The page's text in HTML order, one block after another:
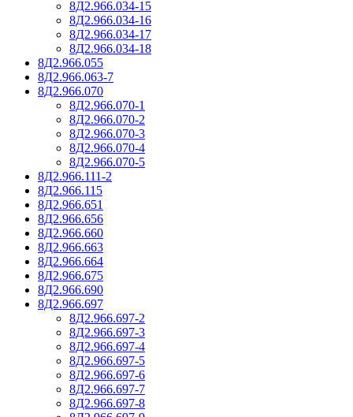
8Д2.966.034-15
8Д2.966.034-16
8Д2.966.034-17
8Д2.966.034-18
8Д2.966.055
8Д2.966.063-7
8Д2.966.070
8Д2.966.070-1
8Д2.966.070-2
8Д2.966.070-3
8Д2.966.070-4
8Д2.966.070-5
8Д2.966.111-2
8Д2.966.115
8Д2.966.651
8Д2.966.656
8Д2.966.660
8Д2.966.663
8Д2.966.664
8Д2.966.675
8Д2.966.690
8Д2.966.697
8Д2.966.697-2
8Д2.966.697-3
8Д2.966.697-4
8Д2.966.697-5
8Д2.966.697-6
8Д2.966.697-7
8Д2.966.697-8